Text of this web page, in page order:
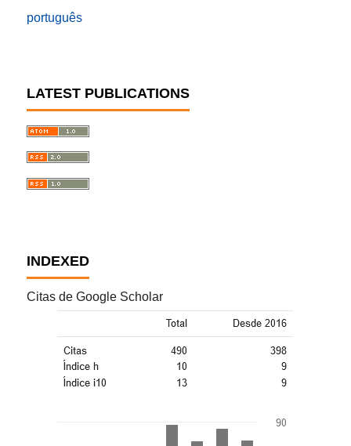
português
LATEST PUBLICATIONS
INDEXED
Citas de Google Scholar